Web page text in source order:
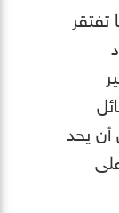
تفتقر
أن يحد